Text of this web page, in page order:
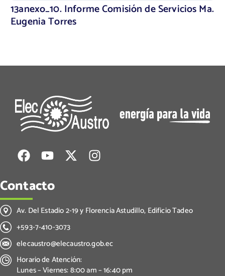
13anexo_10. Informe Comisión de Servicios Ma.
Eugenia Torres
Contacto
Av. Del Estadio 2-19 y Florencia Astudillo, Edificio Tadeo
+593-7-410-3073
elecaustro@elecaustro.gob.ec
Horario de Atención:
Lunes – Viernes: 8:00 am – 16:40 pm